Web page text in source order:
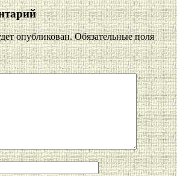
опубликован. Обязательные поля